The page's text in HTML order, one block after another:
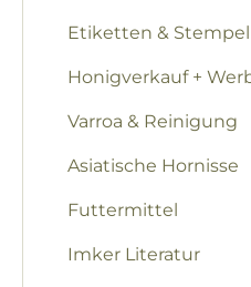
Etiketten & Stempel
Honigverkauf +
Varroa & Reinigung
Asiatische Hornisse
Futtermittel
Imker Literatur